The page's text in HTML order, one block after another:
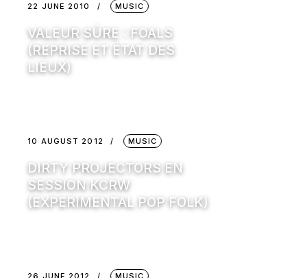
22 JUNE 2010 MUSIC
VALEUR SÛRE : FOALS
(REPRISE ET ÉTAT DES
LIEUX)
10 AUGUST 2012 MUSIC
DIRTY PROJECTORS EN
SESSION KCRW
(EXPERIMENTAL POP FOLK)
26 JUNE 2012 MUSIC